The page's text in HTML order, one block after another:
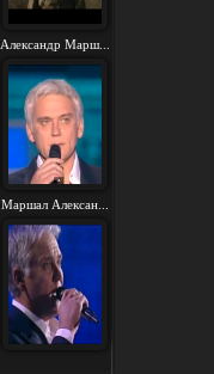
Александр Марш...
Маршал Алексан...